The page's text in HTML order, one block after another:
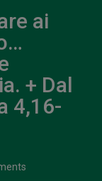
ai
+ Dal
4,16-